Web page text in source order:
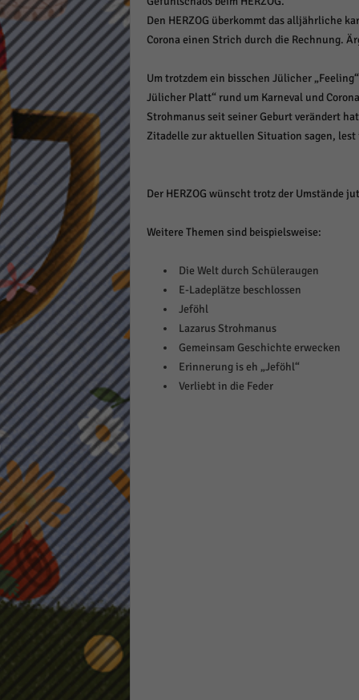
Den HERZOG überkommt das alljährliche
Corona einen Strich durch die Rechnung.
Um trotzdem ein bisschen Jülicher
Jülicher Platt“ rund um Karneval und
Strohmanus seit seiner Geburt verändert
Zitadelle zur aktuellen Situation sagen, lest
Der HERZOG wünscht trotz der Umstände
Weitere Themen sind beispielsweise:
Die Welt durch Schüleraugen
E-Ladeplätze beschlossen
Jeföhl
Lazarus Strohmanus
Gemeinsam Geschichte erwecken
Erinnerung is eh „Jeföhl“
Verliebt in die Feder